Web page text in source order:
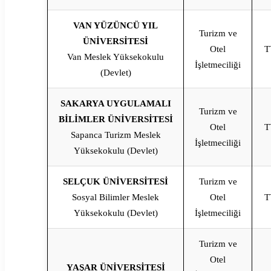
VAN YÜZÜNCÜ YIL
ÜNİVERSİTESİ
Van Meslek Yüksekokulu
(Devlet)
Turizm ve
Otel
İşletmeciliği
SAKARYA UYGULAMALI
BİLİMLER ÜNİVERSİTESİ
Sapanca Turizm Meslek
Yüksekokulu (Devlet)
Turizm ve
Otel
İşletmeciliği
SELÇUK ÜNİVERSİTESİ
Sosyal Bilimler Meslek
Yüksekokulu (Devlet)
Turizm ve
Otel
İşletmeciliği
YAŞAR ÜNİVERSİTESİ
Turizm ve
Otel